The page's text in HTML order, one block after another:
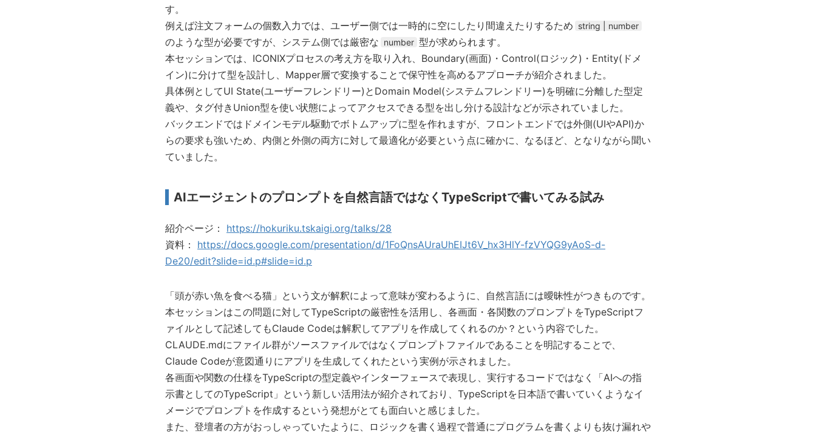
す。
例えば注文フォームの個数入力では、ユーザー側では一時的に空にしたり間違えたりするため string | number
のような型が必要ですが、システム側では厳密な number 型が求められます。
本セッションでは、ICONIXプロセスの考え方を取り入れ、Boundary(画面)・Control(ロジック)・Entity(ドメ
イン)に分けて型を設計し、Mapper層で変換することで保守性を高めるアプローチが紹介されました。
具体例としてUI State(ユーザーフレンドリー)とDomain Model(システムフレンドリー)を明確に分離した型定
義や、タグ付きUnion型を使い状態によってアクセスできる型を出し分ける設計などが示されていました。
バックエンドではドメインモデル駆動でボトムアップに型を作れますが、フロントエンドでは外側(UIやAPI)か
らの要求も強いため、内側と外側の両方に対して最適化が必要という点に確かに、なるほど、となりながら聞い
ていました。
AIエージェントのプロンプトを自然言語ではなくTypeScriptで書いてみる試み
紹介ページ：
https://hokuriku.tskaigi.org/talks/28
資料：
https://docs.google.com/presentation/d/1FoQnsAUraUhEIJt6V_hx3HlY-fzVYQG9yAoS-d-
De20/edit?slide=id.p#slide=id.p
「頭が赤い魚を食べる猫」という文が解釈によって意味が変わるように、自然言語には曖昧性がつきものです。
本セッションはこの問題に対してTypeScriptの厳密性を活用し、各画面・各関数のプロンプトをTypeScriptフ
ァイルとして記述してもClaude Codeは解釈してアプリを作成してくれるのか？という内容でした。
CLAUDE.mdにファイル群がソースファイルではなくプロンプトファイルであることを明記することで、
Claude Codeが意図通りにアプリを生成してくれたという実例が示されました。
各画面や関数の仕様をTypeScriptの型定義やインターフェースで表現し、実行するコードではなく「AIへの指
示書としてのTypeScript」という新しい活用法が紹介されており、TypeScriptを日本語で書いていくようなイ
メージでプロンプトを作成するという発想がとても面白いと感じました。
また、登壇者の方がおっしゃっていたように、ロジックを書く過程で普通にプログラムを書くよりも抜け漏れや